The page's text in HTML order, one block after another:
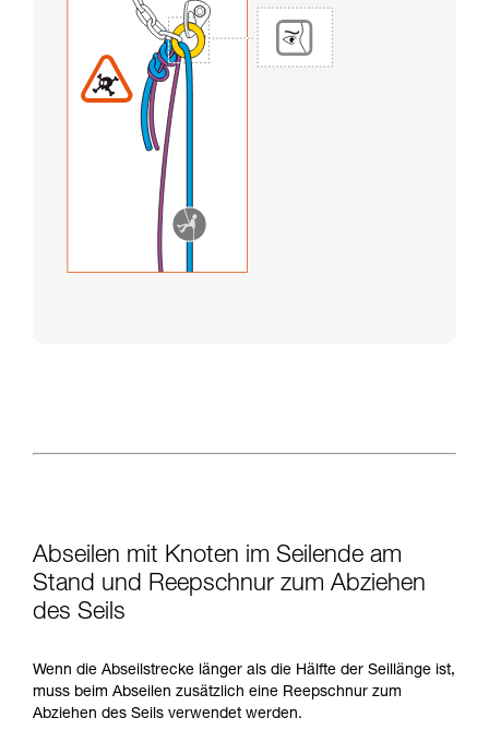
Abseilen mit Knoten im Seilende am
Stand und Reepschnur zum Abziehen
des Seils
Wenn die Abseilstrecke länger als die Hälfte der Seillänge ist,
muss beim Abseilen zusätzlich eine Reepschnur zum
Abziehen des Seils verwendet werden.